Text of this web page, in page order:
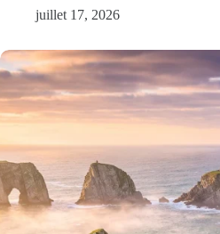
juillet 17, 2026